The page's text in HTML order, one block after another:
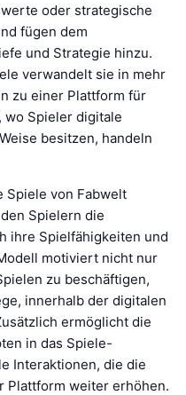
oder strategische
fügen dem
und Strategie hinzu.
verwandelt sie in mehr
zu einer Plattform für
wo Spieler digitale
besitzen, handeln
Spiele von Fabwelt
Spielern die
ihre Spielfähigkeiten und
motiviert nicht nur
zu beschäftigen,
innerhalb der digitalen
ermöglicht die
in das Spiele-
Interaktionen, die die
Plattform weiter erhöhen.